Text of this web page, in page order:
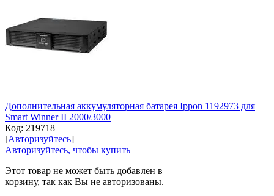
Дополнительная аккумуляторная батарея Ippon 1192973 для
Smart Winner II 2000/3000
Код: 219718
[Авторизуйтесь]
Авторизуйтесь, чтобы купить
Этот товар не может быть добавлен в
корзину, так как Вы не авторизованы.